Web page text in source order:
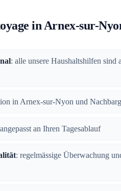
in Arnex-sur-
: alle unsere Haushaltshilfen
in Arnex-sur-Nyon und
an Ihren Tagesablauf
: regelmässige Überwachung